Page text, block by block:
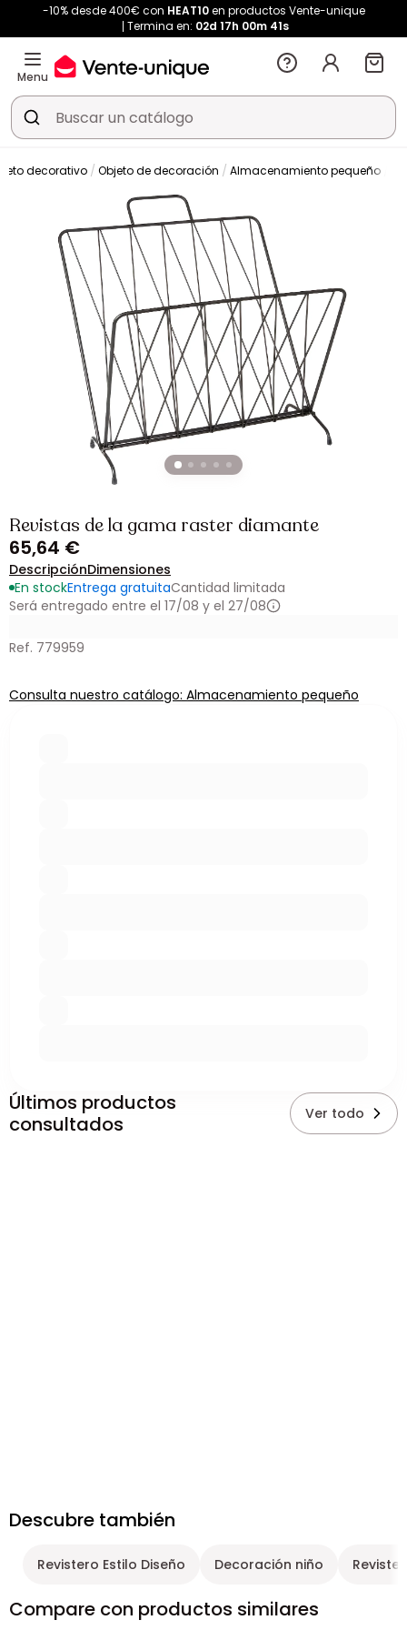
-10% desde 400€ con HEAT10en productos Vente-unique
Termina en: 02d 17h 00m 40s
Menu
decorativo Objeto de decoración Almacenamiento pequeño
Revistas de la gama raster diamante
65,64 €
DescripciónDimensiones
En stockEntrega gratuitaCantidad limitada
Será entregado entre el 17/08 y el 27/08
Ref. 779959
Consulta nuestro catálogo: Almacenamiento pequeño
Últimos productos
consultados
Ver todo
Descubre también
Revistero Estilo Diseño Decoración niño
Compare con productos similares